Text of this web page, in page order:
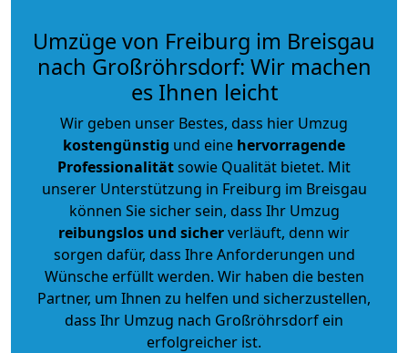
Umzüge von Freiburg im Breisgau
nach Großröhrsdorf: Wir machen
es Ihnen leicht
Wir geben unser Bestes, dass hier Umzug
kostengünstig und eine hervorragende
Professionalitätsowie Qualität bietet. Mit
unserer Unterstützung in Freiburg im Breisgau
können Sie sicher sein, dass Ihr Umzug
reibungslos und sicherverläuft, denn wir
sorgen dafür, dass Ihre Anforderungen und
Wünsche erfüllt werden. Wir haben die besten
Partner, um Ihnen zu helfen und sicherzustellen,
dass Ihr Umzug nach Großröhrsdorf ein
erfolgreicher ist.